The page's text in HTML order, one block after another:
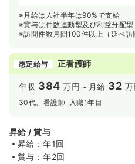
※月給は入社半年は90%で支給
※賞与は件数連動型及び利益分配型
※訪問件数月間100件以上（延べ
想定給与 正看護師
年収 384 万円～ 月給 32 万
30代、看護師 入職1年目
昇給 / 賞与
昇給：年1回
賞与：年2回